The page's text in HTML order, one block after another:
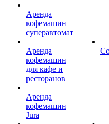
Аренда
кофемашин
суперавтомат
Аренда
кофемашин
для кафе и
ресторанов
Аренда
кофемашин
Jura